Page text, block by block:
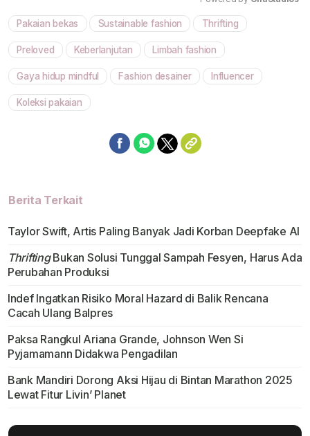
Pakaian bekas Sustainable fashion Thrifting
Preloved Keberlanjutan Limbah fashion
Gaya hidup mindful Fashion desainer Influencer
Koleksi pakaian
Berita Terkait
Taylor Swift, Artis Paling Banyak Jadi Korban Deepfake Al
ThriftingBukan Solusi Tunggal Sampah Fesyen, Harus Ada
Perubahan Produksi
Indef Ingatkan Risiko Moral Hazard di Balik Rencana
Cacah Ulang Balpres
Paksa Rangkul Ariana Grande, Johnson Wen Si
Pyjamamann Didakwa Pengadilan
Bank Mandiri Dorong Aksi Hijau di Bintan Marathon 2025
Lewat Fitur Livin’ Planet